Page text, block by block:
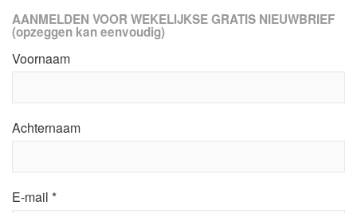
AANMELDEN VOOR WEKELIJKSE GRATIS NIEUWBRIEF
(opzeggen kan eenvoudig)
Voornaam
Achternaam
E-mail *